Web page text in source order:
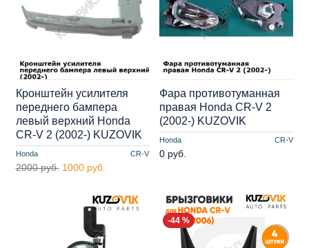
Honda CR-V
Кронштейн усилителя
переднего бампера
левый верхний Honda
CR-V 2 (2002-) KUZOVIK
2000 руб. 1000 руб.
Honda CR-V
Фара противотуманная
правая Honda CR-V 2
(2002-) KUZOVIK
0 руб.
-44 %